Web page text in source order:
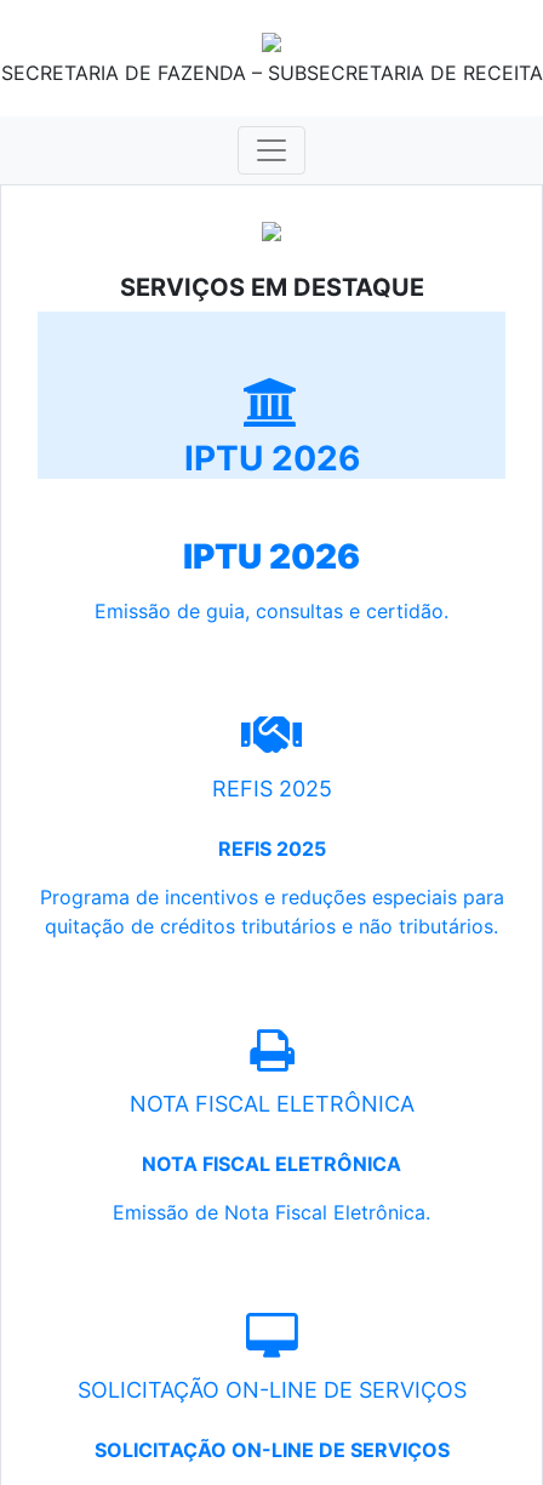
SECRETARIA DE FAZENDA – SUBSECRETARIA DE RECEITA
SERVIÇOS EM DESTAQUE
IPTU 2026
IPTU 2026
Emissão de guia, consultas e certidão.
REFIS 2025
REFIS 2025
Programa de incentivos e reduções especiais para
quitação de créditos tributários e não tributários.
NOTA FISCAL ELETRÔNICA
NOTA FISCAL ELETRÔNICA
Emissão de Nota Fiscal Eletrônica.
SOLICITAÇÃO ON-LINE DE SERVIÇOS
SOLICITAÇÃO ON-LINE DE SERVIÇOS